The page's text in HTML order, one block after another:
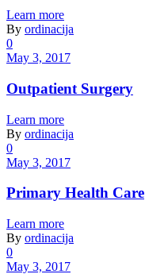
Learn more
By ordinacija
0
May 3, 2017
Outpatient Surgery
Learn more
By ordinacija
0
May 3, 2017
Primary Health Care
Learn more
By ordinacija
0
May 3, 2017